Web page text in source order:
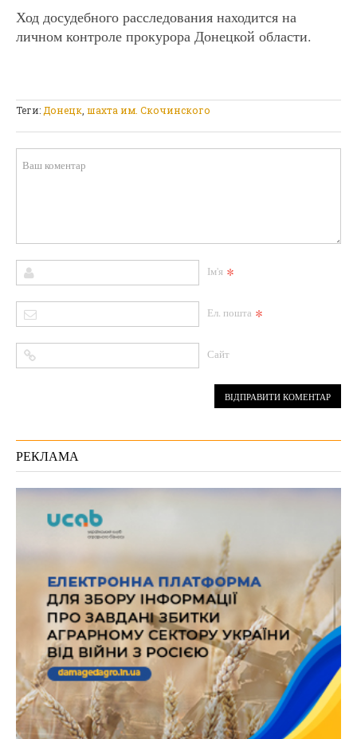
Ход досудебного расследования находится на
личном контроле прокурора Донецкой области.
Теги: Донецк шахта им. Скочинского
Ім'я *
Ел. пошта *
Сайт
РЕКЛАМА